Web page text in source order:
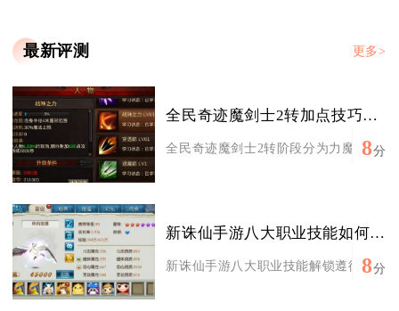
最新评测 更多>
全民奇迹魔剑士2转加点技巧汇总
全民奇迹魔剑士2转阶段分为力魔物理
8分
新诛仙手游八大职业技能如何解锁
新诛仙手游八大职业技能解锁遵循核心
8分